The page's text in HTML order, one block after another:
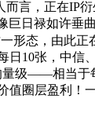
言，正在IP
日禄如许
形态，由此
10张，中
级——相当
圈层盈利！